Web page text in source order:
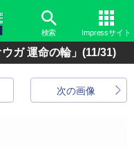
検索 Impressサイト
ガ 運命の輪」 (11/31)
次の画像